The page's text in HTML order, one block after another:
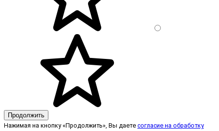
Продолжить
Нажимая на кнопку «Продолжить», Вы даете согласие на обработку